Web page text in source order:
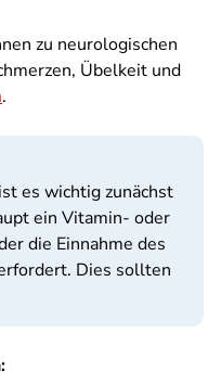
zu neurologischen
Übelkeit und
.
es wichtig zunächst
ein Vitamin- oder
die Einnahme des
Dies sollten